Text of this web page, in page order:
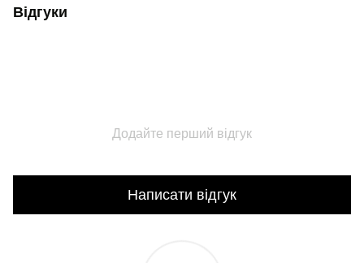
Відгуки
Додайте перший відгук
Написати відгук